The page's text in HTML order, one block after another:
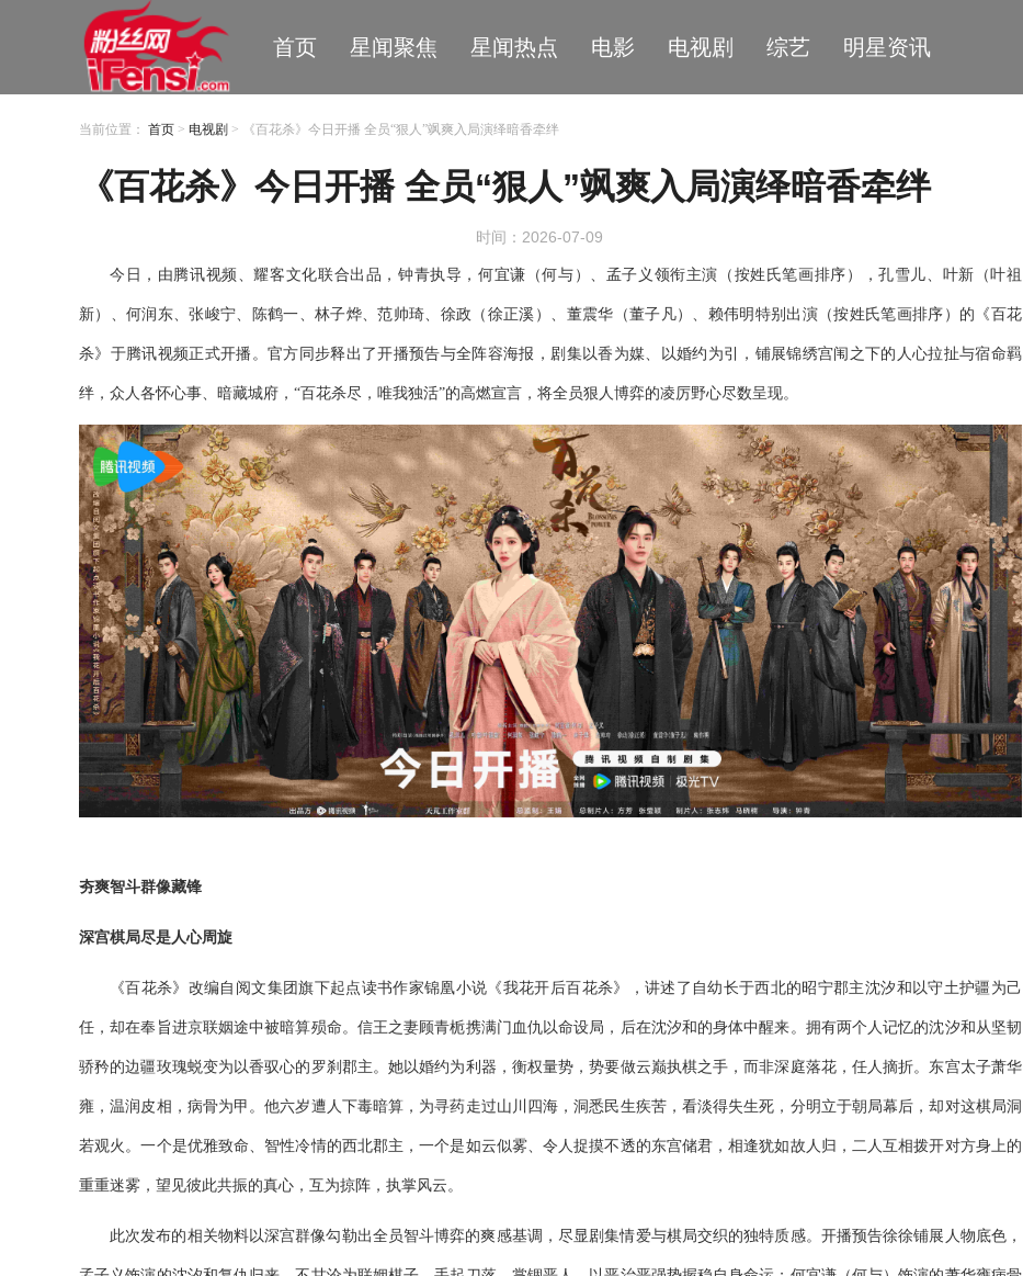
首页 星闻聚焦 星闻热点 电影 电视剧 综艺 明星资讯
当前位置： 首页 > 电视剧 > 《百花杀》今日开播 全员“狠人”飒爽入局演绎暗香牵绊
《百花杀》今日开播 全员“狠人”飒爽入局演绎暗香牵绊
时间：2026-07-09
今日，由腾讯视频、耀客文化联合出品，钟青执导，何宜谦（何与）、孟子义领衔主演（按姓氏笔画排序），孔雪儿、叶新（叶祖
新）、何润东、张峻宁、陈鹤一、林子烨、范帅琦、徐政（徐正溪）、董震华（董子凡）、赖伟明特别出演（按姓氏笔画排序）的《百花
杀》于腾讯视频正式开播。官方同步释出了开播预告与全阵容海报，剧集以香为媒、以婚约为引，铺展锦绣宫闱之下的人心拉扯与宿命羁
绊，众人各怀心事、暗藏城府， “百花杀尽，唯我独活”的高燃宣言，将全员狠人博弈的凌厉野心尽数呈现。
夯爽智斗群像藏锋
深宫棋局尽是人心周旋
《百花杀》改编自阅文集团旗下起点读书作家锦凰小说《我花开后百花杀》， 讲述了自幼长于西北的昭宁郡主沈汐和以守土护疆为己
任，却在奉旨进京联姻途中被暗算殒命。信王之妻顾青栀携满门血仇以命设局，后在沈汐和的身体中醒来。拥有两个人记忆的沈汐和从坚韧
骄矜的边疆玫瑰蜕变为以香驭心的罗刹郡主。她以婚约为利器，衡权量势，势要做云巅执棋之手，而非深庭落花，任人摘折。东宫太子萧华
雍，温润皮相，病骨为甲。他六岁遭人下毒暗算，为寻药走过山川四海，洞悉民生疾苦，看淡得失生死，分明立于朝局幕后，却对这棋局洞
若观火。一个是优雅致命、智性冷情的西北郡主，一个是如云似雾、令人捉摸不透的东宫储君，相逢犹如故人归，二人互相拨开对方身上的
重重迷雾，望见彼此共振的真心，互为掠阵，执掌风云。
此次发布的相关物料以深宫群像勾勒出全员智斗博弈的爽感基调，尽显剧集情爱与棋局交织的独特质感。开播预告徐徐铺展人物底色，